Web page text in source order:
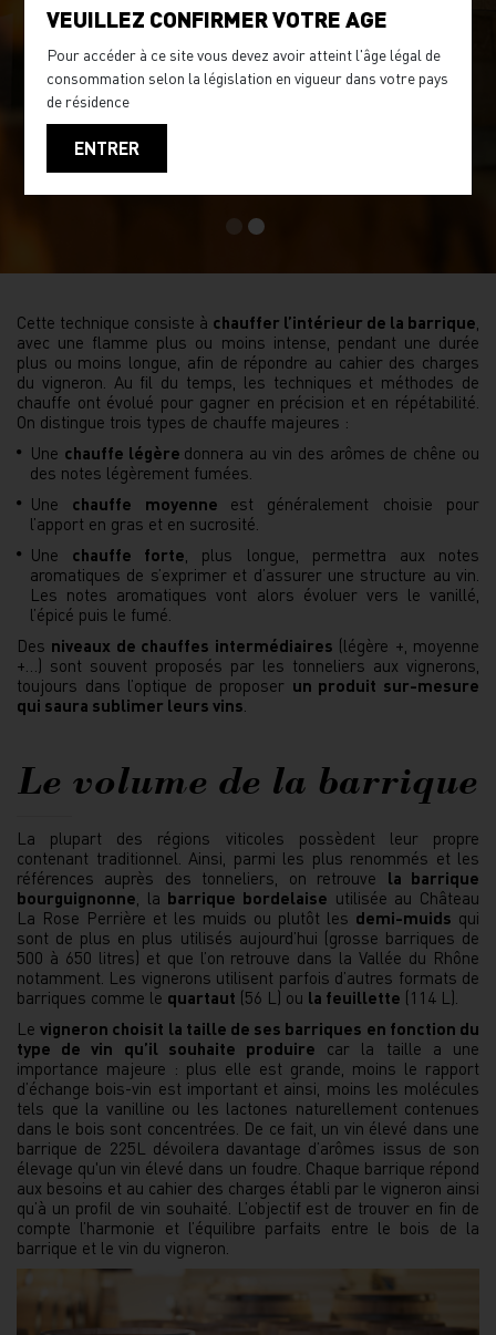
Cette technique consiste à chauffer l’intérieur de la barrique,
avec une flamme plus ou moins intense, pendant une durée
plus ou moins longue, afin de répondre au cahier des charges
du vigneron. Au fil du temps, les techniques et méthodes de
chauffe ont évolué pour gagner en précision et en répétabilité.
On distingue trois types de chauffe majeures :
Une chauffe légère donnera au vin des arômes de chêne ou
des notes légèrement fumées.
Une chauffe moyenne est généralement choisie pour
l’apport en gras et en sucrosité.
Une chauffe forte, plus longue, permettra aux notes
aromatiques de s’exprimer et d’assurer une structure au vin.
Les notes aromatiques vont alors évoluer vers le vanillé,
l’épicé puis le fumé.
Des niveaux de chauffes intermédiaires (légère +, moyenne
+…) sont souvent proposés par les tonneliers aux vignerons,
toujours dans l’optique de proposer un produit sur-mesure
qui saura sublimer leurs vins.
Le volume de la barrique
La plupart des régions viticoles possèdent leur propre
contenant traditionnel. Ainsi, parmi les plus renommés et les
références auprès des tonneliers, on retrouve la barrique
bourguignonne, la barrique bordelaise utilisée au Château
La Rose Perrière et les muids ou plutôt les demi-muids qui
sont de plus en plus utilisés aujourd’hui (grosse barriques de
500 à 650 litres) et que l’on retrouve dans la Vallée du Rhône
notamment. Les vignerons utilisent parfois d’autres formats de
barriques comme le quartaut (56 L) ou la feuillette (114 L).
Levigneron choisit la taille de ses barriques en fonction du
type de vin qu’il souhaite produire car la taille a une
importance majeure : plus elle est grande, moins le rapport
d’échange bois-vin est important et ainsi, moins les molécules
tels que la vanilline ou les lactones naturellement contenues
dans le bois sont concentrées. De ce fait, un vin élevé dans une
barrique de 225L dévoilera davantage d’arômes issus de son
élevage qu'un vin élevé dans un foudre. Chaque barrique répond
aux besoins et au cahier des charges établi par le vigneron ainsi
qu’à un profil de vin souhaité. L’objectif est de trouver en fin de
compte l’harmonie et l’équilibre parfaits entre le bois de la
barrique et le vin du vigneron.
VEUILLEZ CONFIRMER VOTRE AGE
Pour accéder à ce site vous devez avoir atteint l'âge légal de
consommation selon la législation en vigueur dans votre pays
de résidence
ENTRER